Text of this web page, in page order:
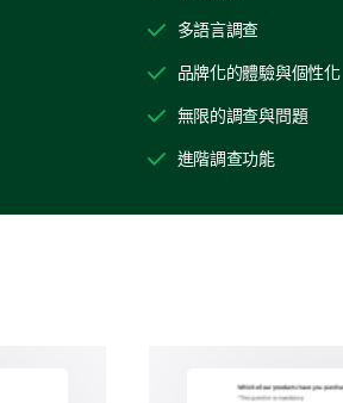
與嗎？
多語言調查
品牌化的體驗與個性化
無限的調查與問題
進階調查功能